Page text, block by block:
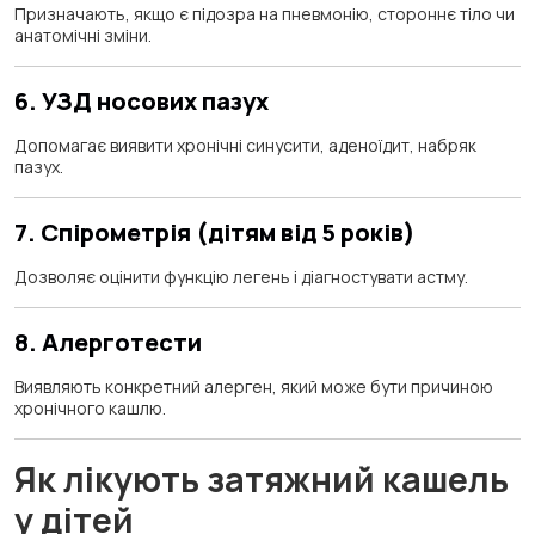
Призначають, якщо є підозра на пневмонію, стороннє тіло чи
анатомічні зміни.
6. УЗД носових пазух
Допомагає виявити хронічні синусити, аденоїдит, набряк
пазух.
7. Спірометрія (дітям від 5 років)
Дозволяє оцінити функцію легень і діагностувати астму.
8. Алерготести
Виявляють конкретний алерген, який може бути причиною
хронічного кашлю.
Як лікують затяжний кашель
у дітей